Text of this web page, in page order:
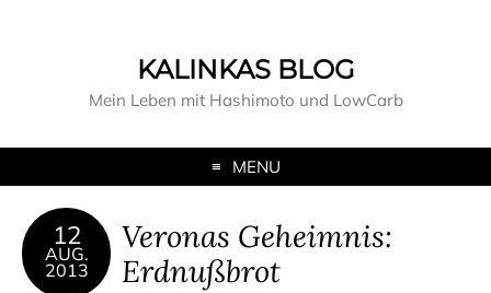
KALINKAS BLOG
Mein Leben mit Hashimoto und LowCarb
MENU
12
AUG.
2013
Veronas Geheimnis:
Erdnußbrot